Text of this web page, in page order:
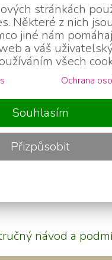
jsem zjistila, že jóga
okamžiku.
součástí mého
a vinyasa jógy
dynamičtější styly
odcházeli spokojeni,
pro začátečníky
návod a
stránkách
Některé z nich jsou
jiné nám
a váš
všech
Ochrana
Souhlasím
Přizpůsobit